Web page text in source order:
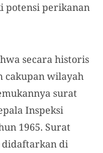
potensi perikanan
secara historis
cakupan wilayah
surat
Inspeksi
1965. Surat
didaftarkan di